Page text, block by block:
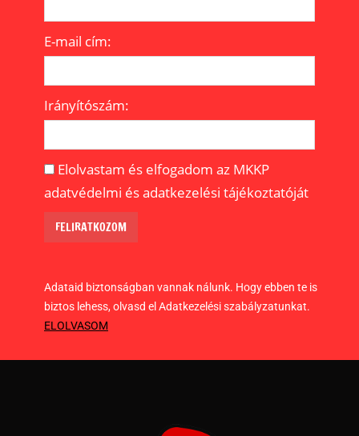
E-mail cím:
Irányítószám:
Elolvastam és elfogadom az MKKP
adatvédelmi és adatkezelési tájékoztatóját
Adataid biztonságban vannak nálunk. Hogy ebben te is
biztos lehess, olvasd el Adatkezelési szabályzatunkat.
ELOLVASOM